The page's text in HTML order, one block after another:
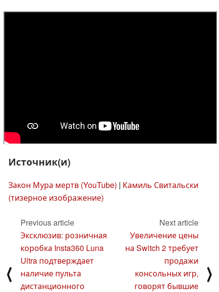
Источник(и)
Закон Мура мертв (YouTube) | Камиль Свитальски
(тизерное изображение)
⟨
Previous article
Эксклюзив: розничная
коробка Insta360 Luna
Ultra подтверждает
наличие пульта
дистанционного
Next article
Увеличение цены
на Switch 2 требует
продажи
консольных игр,
говорят бывшие
⟩